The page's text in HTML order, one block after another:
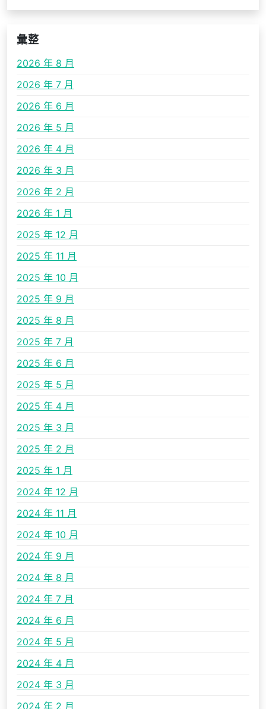
彙整
2026 年 8 月
2026 年 7 月
2026 年 6 月
2026 年 5 月
2026 年 4 月
2026 年 3 月
2026 年 2 月
2026 年 1 月
2025 年 12 月
2025 年 11 月
2025 年 10 月
2025 年 9 月
2025 年 8 月
2025 年 7 月
2025 年 6 月
2025 年 5 月
2025 年 4 月
2025 年 3 月
2025 年 2 月
2025 年 1 月
2024 年 12 月
2024 年 11 月
2024 年 10 月
2024 年 9 月
2024 年 8 月
2024 年 7 月
2024 年 6 月
2024 年 5 月
2024 年 4 月
2024 年 3 月
2024 年 2 月